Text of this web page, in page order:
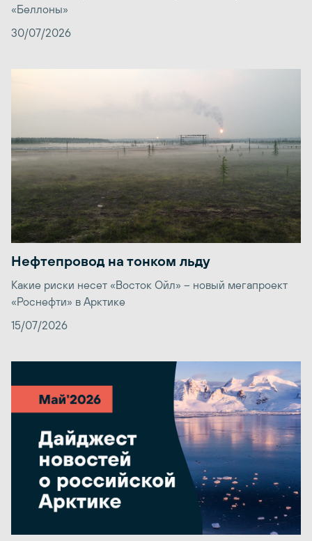
«Беллоны»
30/07/2026
Нефтепровод на тонком льду
Какие риски несет «Восток Ойл» – новый мегапроект
«Роснефти» в Арктике
15/07/2026